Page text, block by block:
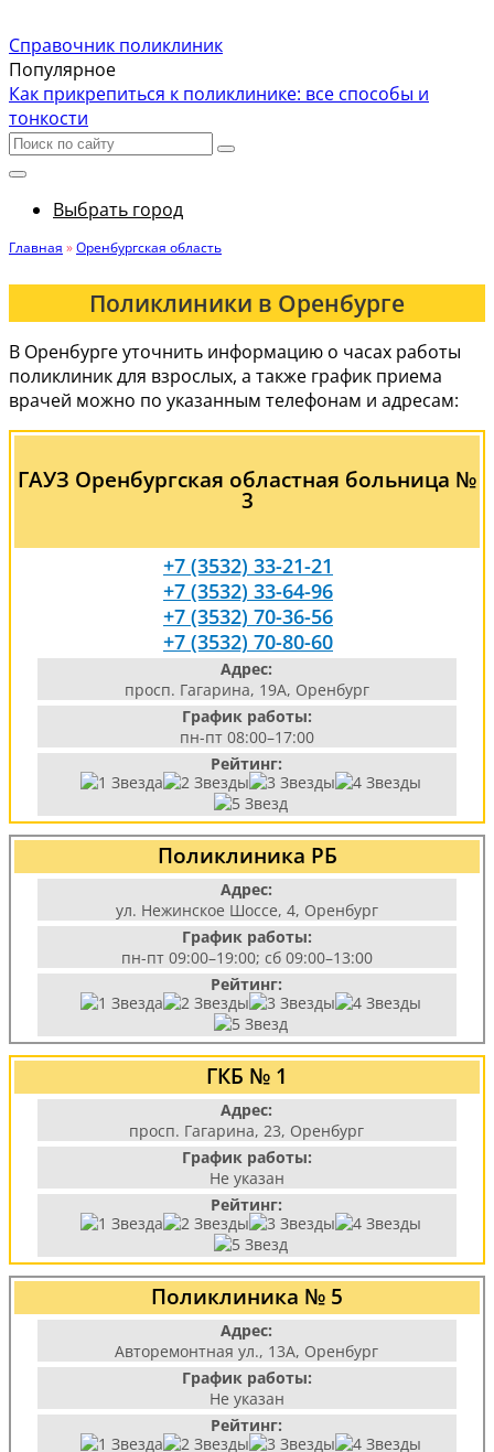
Справочник поликлиник
Популярное
Как прикрепиться к поликлинике: все способы и
тонкости
Выбрать город
Главная »Оренбургская область
Поликлиники в Оренбурге
В Оренбурге уточнить информацию о часах работы
поликлиник для взрослых, а также график приема
врачей можно по указанным телефонам и адресам:
ГАУЗ Оренбургская областная больница №
3
+7 (3532) 33-21-21
+7 (3532) 33-64-96
+7 (3532) 70-36-56
+7 (3532) 70-80-60
Адрес:
просп. Гагарина, 19А, Оренбург
График работы:
пн-пт 08:00–17:00
Рейтинг:
Поликлиника РБ
Адрес:
ул. Нежинское Шоссе, 4, Оренбург
График работы:
пн-пт 09:00–19:00; сб 09:00–13:00
Рейтинг:
ГКБ № 1
Адрес:
просп. Гагарина, 23, Оренбург
График работы:
Не указан
Рейтинг:
Поликлиника № 5
Адрес:
Авторемонтная ул., 13А, Оренбург
График работы:
Не указан
Рейтинг: